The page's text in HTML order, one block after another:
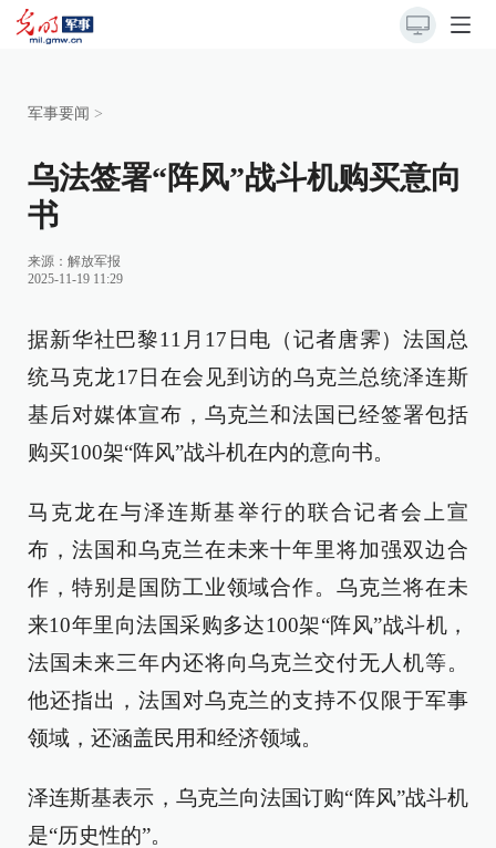
军事要闻 >
乌法签署“阵风”战斗机购买意向
书
来源： 解放军报
2025-11-19 11:29
据新华社巴黎11月17日电（记者唐霁）法国总
统马克龙17日在会见到访的乌克兰总统泽连斯
基后对媒体宣布，乌克兰和法国已经签署包括
购买100架“阵风”战斗机在内的意向书。
马克龙在与泽连斯基举行的联合记者会上宣
布，法国和乌克兰在未来十年里将加强双边合
作，特别是国防工业领域合作。乌克兰将在未
来10年里向法国采购多达100架“阵风”战斗机，
法国未来三年内还将向乌克兰交付无人机等。
他还指出，法国对乌克兰的支持不仅限于军事
领域，还涵盖民用和经济领域。
泽连斯基表示，乌克兰向法国订购“阵风”战斗机
是“历史性的”。